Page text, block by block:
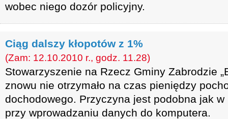
wobec niego dozór policyjny.
Ciąg dalszy kłopotów z 1%
(Zam: 12.10.2010 r., godz. 11.28)
Stowarzyszenie na Rzecz Gminy Zabrodzie
znowu nie otrzymało na czas pieniędzy
dochodowego. Przyczyna jest podobna jak w
przy wprowadzaniu danych do komputera.